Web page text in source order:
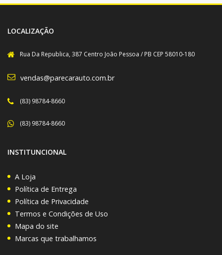
LOCALIZAÇÃO
Rua Da Republica, 387 Centro João Pessoa / PB CEP 58010-180
vendas@parecarauto.com.br
(83) 98784-8660
(83) 98784-8660
INSTITUNCIONAL
A Loja
Política de Entrega
Política de Privacidade
Termos e Condições de Uso
Mapa do site
Marcas que trabalhamos